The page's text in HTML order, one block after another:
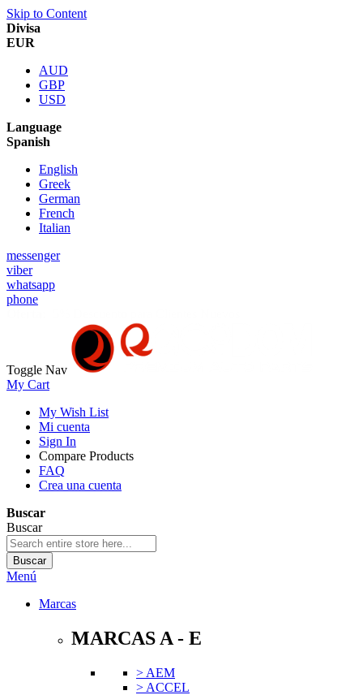
Skip to Content
Divisa
EUR
AUD
GBP
USD
Language
Spanish
English
Greek
German
French
Italian
messenger
viber
whatsapp
phone
Toggle Nav
My Cart
My Wish List
Mi cuenta
Sign In
Compare Products
FAQ
Crea una cuenta
Buscar
Buscar
Buscar
Menú
Marcas
MARCAS A - E
> AEM
> ACCEL